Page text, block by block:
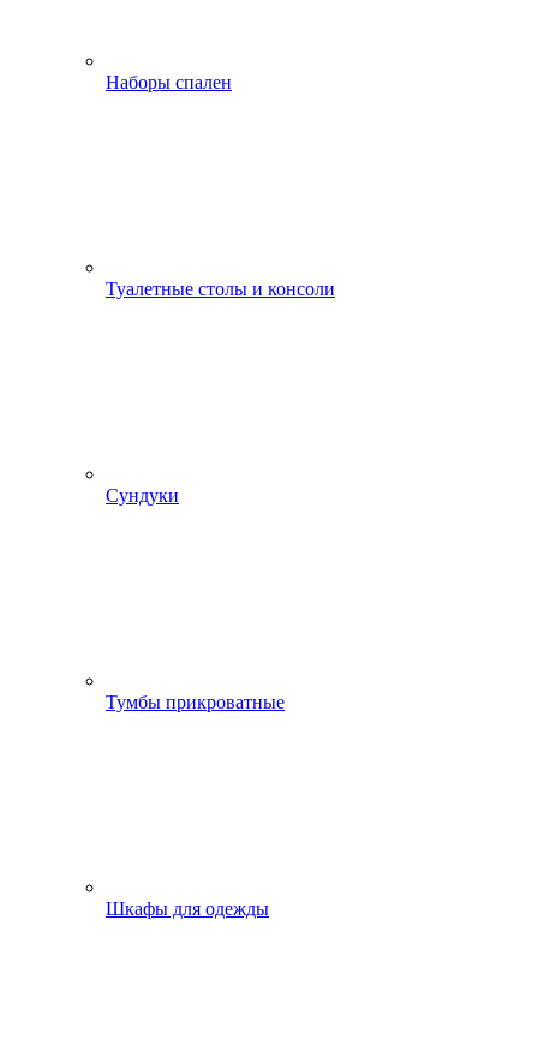
Наборы спален
Туалетные столы и консоли
Сундуки
Тумбы прикроватные
Шкафы для одежды